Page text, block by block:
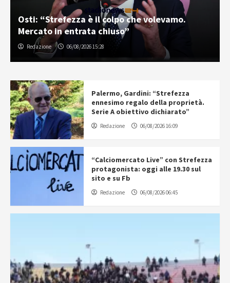
Osti: “Strefezza è il colpo che volevamo.
Mercato in entrata chiuso”
Redazione 06/08/2026 15:28
Palermo, Gardini: “Strefezza
ennesimo regalo della proprietà.
Serie A obiettivo dichiarato”
Redazione 06/08/2026 16:09
“Calciomercato Live” con Strefezza
protagonista: oggi alle 19.30 sul
sito e su Fb
Redazione 06/08/2026 06:45